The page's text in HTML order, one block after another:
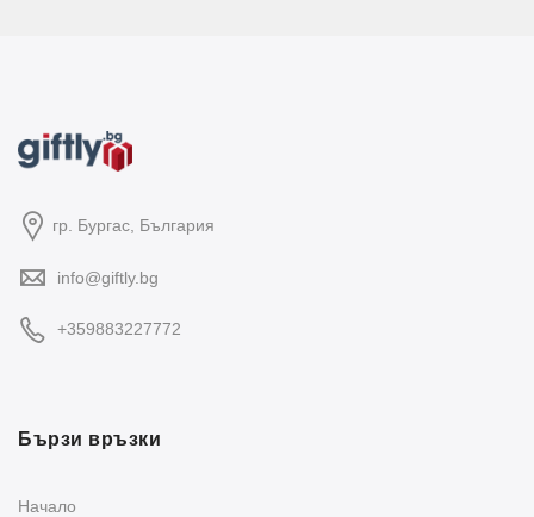
гр. Бургас, България
info@giftly.bg
+359883227772
Бързи връзки
Начало